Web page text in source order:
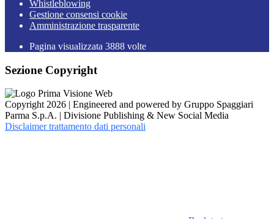
Whistleblowing
Gestione consensi cookie
Amministrazione trasparente
Pagina visualizzata 3888 volte
Sezione Copyright
Copyright 2026 | Engineered and powered by Gruppo Spaggiari
Parma S.p.A. | Divisione Publishing & New Social Media
Disclaimer trattamento dati personali